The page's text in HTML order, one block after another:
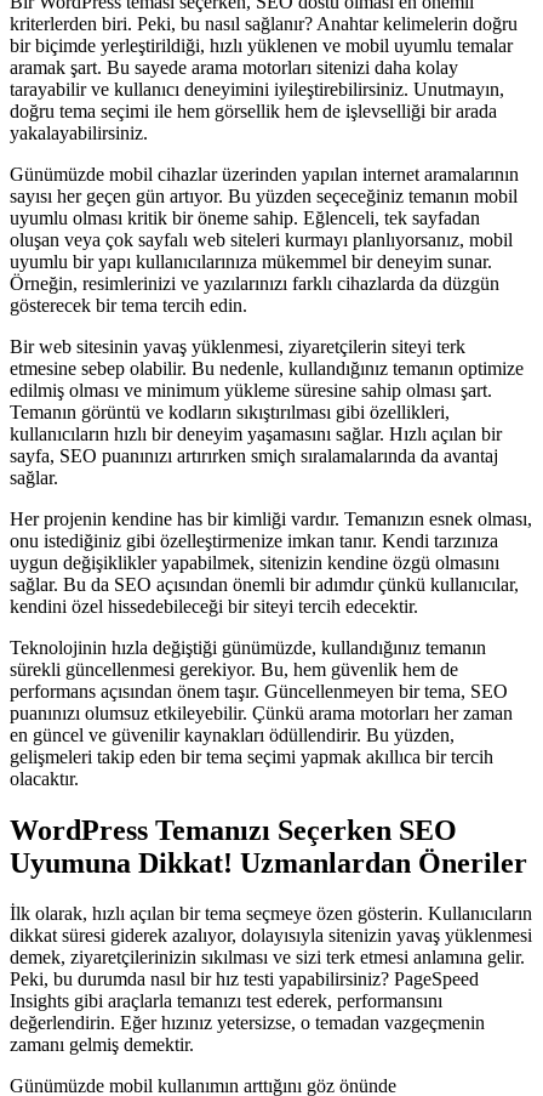
kriterlerden biri. Peki, bu nasıl sağlanır? Anahtar kelimelerin doğru
bir biçimde yerleştirildiği, hızlı yüklenen ve mobil uyumlu temalar
aramak şart. Bu sayede arama motorları sitenizi daha kolay
tarayabilir ve kullanıcı deneyimini iyileştirebilirsiniz. Unutmayın,
doğru tema seçimi ile hem görsellik hem de işlevselliği bir arada
yakalayabilirsiniz.
Günümüzde mobil cihazlar üzerinden yapılan internet aramalarının
sayısı her geçen gün artıyor. Bu yüzden seçeceğiniz temanın mobil
uyumlu olması kritik bir öneme sahip. Eğlenceli, tek sayfadan
oluşan veya çok sayfalı web siteleri kurmayı planlıyorsanız, mobil
uyumlu bir yapı kullanıcılarınıza mükemmel bir deneyim sunar.
Örneğin, resimlerinizi ve yazılarınızı farklı cihazlarda da düzgün
gösterecek bir tema tercih edin.
Bir web sitesinin yavaş yüklenmesi, ziyaretçilerin siteyi terk
etmesine sebep olabilir. Bu nedenle, kullandığınız temanın optimize
edilmiş olması ve minimum yükleme süresine sahip olması şart.
Temanın görüntü ve kodların sıkıştırılması gibi özellikleri,
kullanıcıların hızlı bir deneyim yaşamasını sağlar. Hızlı açılan bir
sayfa, SEO puanınızı artırırken smiçh sıralamalarında da avantaj
sağlar.
Her projenin kendine has bir kimliği vardır. Temanızın esnek olması,
onu istediğiniz gibi özelleştirmenize imkan tanır. Kendi tarzınıza
uygun değişiklikler yapabilmek, sitenizin kendine özgü olmasını
sağlar. Bu da SEO açısından önemli bir adımdır çünkü kullanıcılar,
kendini özel hissedebileceği bir siteyi tercih edecektir.
Teknolojinin hızla değiştiği günümüzde, kullandığınız temanın
sürekli güncellenmesi gerekiyor. Bu, hem güvenlik hem de
performans açısından önem taşır. Güncellenmeyen bir tema, SEO
puanınızı olumsuz etkileyebilir. Çünkü arama motorları her zaman
en güncel ve güvenilir kaynakları ödüllendirir. Bu yüzden,
gelişmeleri takip eden bir tema seçimi yapmak akıllıca bir tercih
olacaktır.
WordPress Temanızı Seçerken SEO
Uyumuna Dikkat! Uzmanlardan Öneriler
İlk olarak, hızlı açılan bir tema seçmeye özen gösterin. Kullanıcıların
dikkat süresi giderek azalıyor, dolayısıyla sitenizin yavaş yüklenmesi
demek, ziyaretçilerinizin sıkılması ve sizi terk etmesi anlamına gelir.
Peki, bu durumda nasıl bir hız testi yapabilirsiniz? PageSpeed
Insights gibi araçlarla temanızı test ederek, performansını
değerlendirin. Eğer hızınız yetersizse, o temadan vazgeçmenin
zamanı gelmiş demektir.
Günümüzde mobil kullanımın arttığını göz önünde